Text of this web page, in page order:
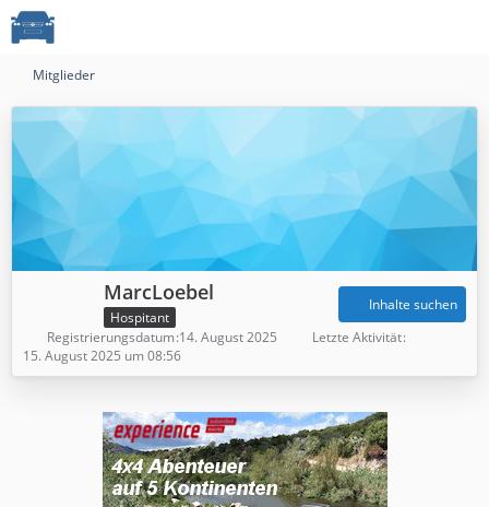
Mitglieder
MarcLoebel
Hospitant
Inhalte suchen
Registrierungsdatum 14. August 2025
Letzte Aktivität
15. August 2025 um 08:56